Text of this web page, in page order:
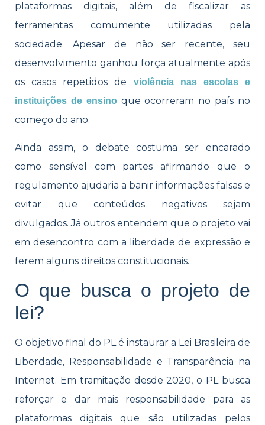
plataformas digitais, além de fiscalizar as
ferramentas comumente utilizadas pela
sociedade. Apesar de não ser recente, seu
desenvolvimento ganhou força atualmente após
os casos repetidos de violência nas escolas e
instituições de ensinoque ocorreram no país no
começo do ano.
Ainda assim, o debate costuma ser encarado
como sensível com partes afirmando que o
regulamento ajudaria a banir informações falsas e
evitar que conteúdos negativos sejam
divulgados. Já outros entendem que o projeto vai
em desencontro com a liberdade de expressão e
ferem alguns direitos constitucionais.
O que busca o projeto de
lei?
O objetivo final do PL é instaurar a Lei Brasileira de
Liberdade, Responsabilidade e Transparência na
Internet. Em tramitação desde 2020, o PL busca
reforçar e dar mais responsabilidade para as
plataformas digitais que são utilizadas pelos